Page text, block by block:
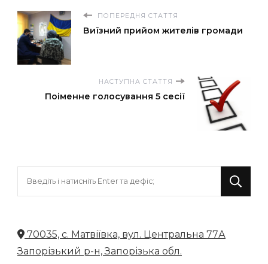
ПОПЕРЕДНЯ СТАТТЯ
Виїзний прийом жителів громади
НАСТУПНА СТАТТЯ
Поіменне голосування 5 сесії
70035, с. Матвіївка, вул. Центральна 77А
Запорізький р-н, Запорізька обл.